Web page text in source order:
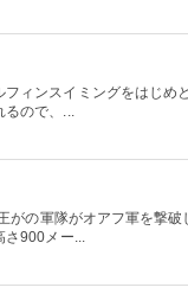
ィンスイミングをはじめ
るので、...
がの軍隊がオアフ軍を撃
さ900メー...